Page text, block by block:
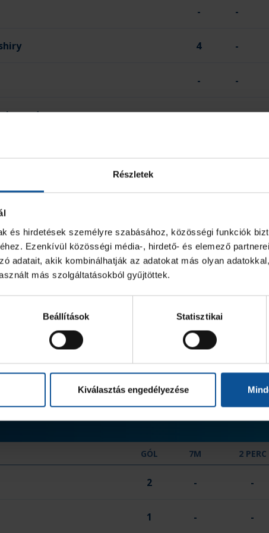
Részletek
és hirdetések személyre szabásához, közösségi funkciók
Ezenkívül közösségi média-, hirdető- és elemező
adatait, akik kombinálhatják az adatokat más olyan
más szolgáltatásokból gyűjtöttek.
Beállítások Statisztikai
Kiválasztás engedélyezése
- -
4 -
- -
- -
- -
-
-
GÓL 7M 2 PERC
2 - -
1 - -